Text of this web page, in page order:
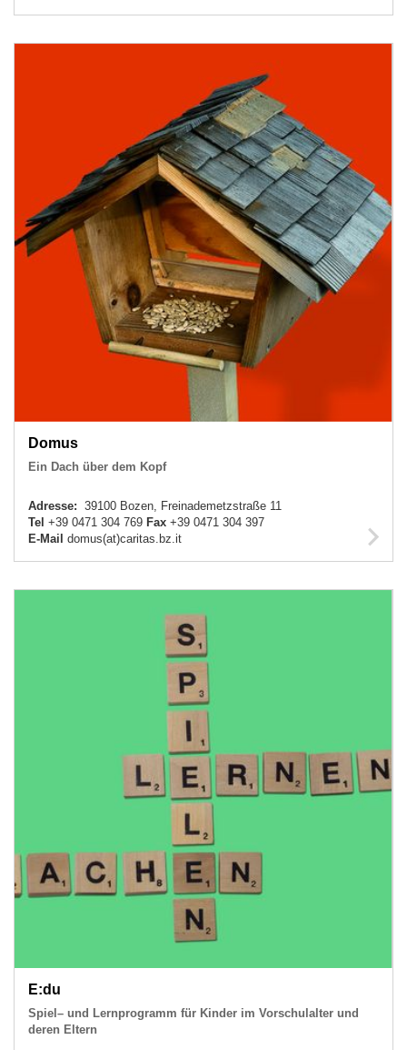
Domus
Ein Dach über dem Kopf
Adresse: 39100 Bozen, Freinademetzstraße 11
Tel +39 0471 304 769 Fax +39 0471 304 397
E-Mail domus(at)caritas.bz.it
E:du
Spiel– und Lernprogramm für Kinder im Vorschulalter und
deren Eltern